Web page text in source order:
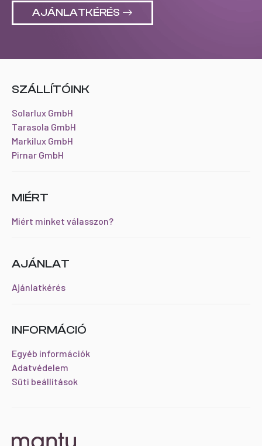
AJÁNLATKÉRÉS
SZÁLLÍTÓINK
Solarlux GmbH
Tarasola GmbH
Markilux GmbH
Pirnar GmbH
MIÉRT
Miért minket válasszon?
AJÁNLAT
Ajánlatkérés
INFORMÁCIÓ
Egyéb információk
Adatvédelem
Süti beállítások